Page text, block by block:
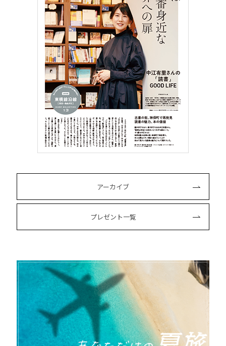
アーカイブ
プレゼント一覧